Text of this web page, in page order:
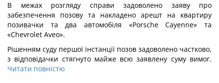
В межах розгляду справи задоволено заяву про
забезпечення позову та накладено арешт на квартиру
позивачки та два автомобіля «Porsche Cayenne» та
«Chevrolet Aveo».
Рішенням суду першої інстанції позов задоволено частково,
з відповідачки стягнуто майже всю заявлену суму вимог.
Читати повністю